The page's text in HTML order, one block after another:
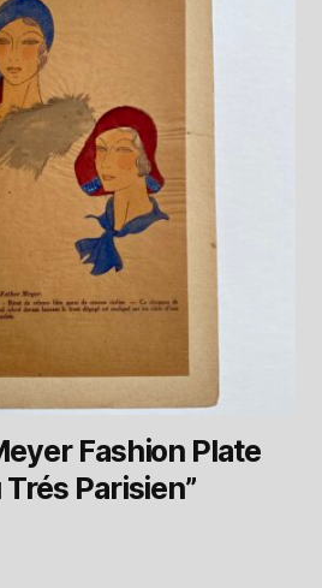
Fashion Plate
Parisien”